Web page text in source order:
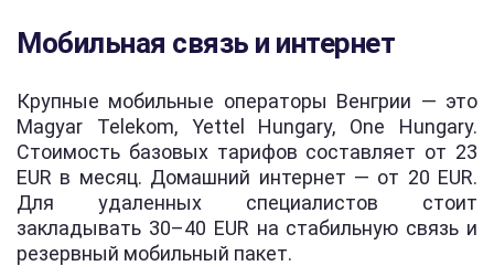
Мобильная связь и интернет
Крупные мобильные операторы Венгрии — это
Magyar Telekom, Yettel Hungary, One Hungary.
Стоимость базовых тарифов составляет от 23
EUR в месяц. Домашний интернет — от 20 EUR.
Для удаленных специалистов стоит
закладывать 30–40 EUR на стабильную связь и
резервный мобильный пакет.